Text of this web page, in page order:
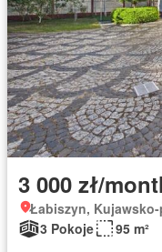
3 000 zł/
Łabiszyn,
3 Pokoje
95 m²